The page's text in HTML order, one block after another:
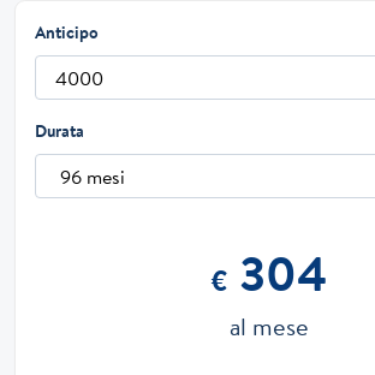
Anticipo
Durata
€ 304
al mese